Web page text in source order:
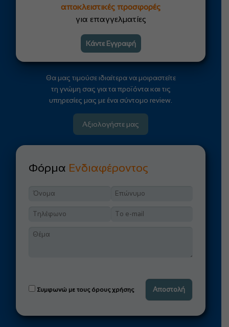
αποκλειστικές προσφορές
για επαγγελματίες
Κάντε Εγγραφή
Θα μας τιμούσε ιδιαίτερα να μοιραστείτε
τη γνώμη σας για τα προϊόντα και τις
υπηρεσίες μας με ένα σύντομο review.
Αξιολογήστε μας
Φόρμα Ενδιαφέροντος
Συμφωνώ με τους όρους χρήσης